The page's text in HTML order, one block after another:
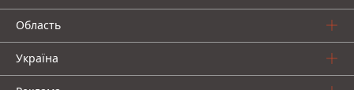
Область
Україна